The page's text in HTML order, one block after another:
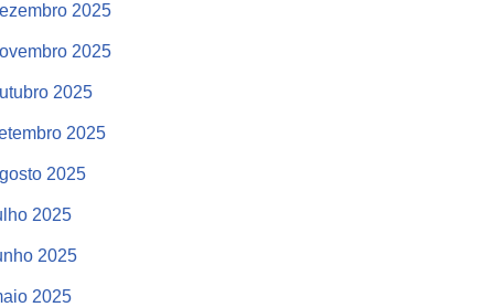
2025
2025
2025
2025
2025
2025
2025
2025